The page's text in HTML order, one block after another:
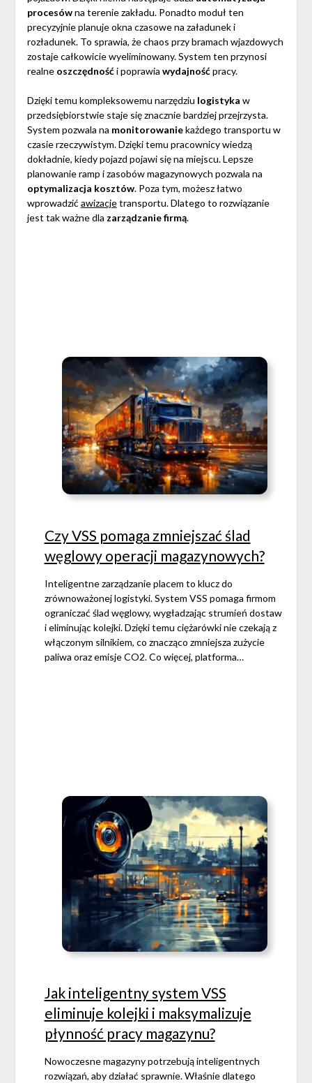
procesówna terenie zakładu. Ponadto moduł ten
precyzyjnie planuje okna czasowe na załadunek i
rozładunek. To sprawia, że chaos przy bramach wjazdowych
zostaje całkowicie wyeliminowany. System ten przynosi
realne oszczędnośći poprawia wydajnośćpracy.
Dzięki temu kompleksowemu narzędziu logistyka w
przedsiębiorstwie staje się znacznie bardziej przejrzysta.
System pozwala na monitorowaniekażdego transportu w
czasie rzeczywistym. Dzięki temu pracownicy wiedzą
dokładnie, kiedy pojazd pojawi się na miejscu. Lepsze
planowanie ramp i zasobów magazynowych pozwala na
optymalizacja kosztów. Poza tym, możesz łatwo
wprowadzić awizacjetransportu. Dlatego to rozwiązanie
jest tak ważne dla zarządzanie firmą.
Czy VSS pomaga zmniejszać ślad
węglowy operacji magazynowych?
Inteligentne zarządzanie placem to klucz do
zrównoważonej logistyki. System VSS pomaga firmom
ograniczać ślad węglowy, wygładzając strumień dostaw
i eliminując kolejki. Dzięki temu ciężarówki nie czekają z
włączonym silnikiem, co znacząco zmniejsza zużycie
paliwa oraz emisje CO2. Co więcej, platforma…
Jak inteligentny system VSS
eliminuje kolejki i maksymalizuje
płynność pracy magazynu?
Nowoczesne magazyny potrzebują inteligentnych
rozwiązań, aby działać sprawnie. Właśnie dlatego